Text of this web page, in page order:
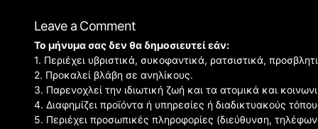
Leave a Comment
Το μήνυμα σας δεν θα δημοσιευτεί εάν:
1. Περιέχει υβριστικά, συκοφαντικά, ρατσιστικά,
2. Προκαλεί βλάβη σε ανηλίκους.
3. Παρενοχλεί την ιδιωτική ζωή και τα ατομικά και
4. Διαφημίζει προϊόντα ή υπηρεσίες ή διαδικτυακούς
5. Περιέχει προσωπικές πληροφορίες (διεύθυνση,